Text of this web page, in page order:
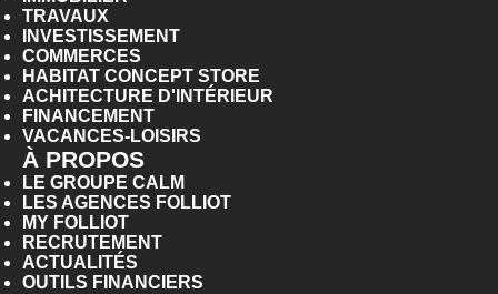
TRAVAUX
INVESTISSEMENT
COMMERCES
HABITAT CONCEPT STORE
ACHITECTURE D'INTÉRIEUR
FINANCEMENT
VACANCES-LOISIRS
À PROPOS
LE GROUPE CALM
LES AGENCES FOLLIOT
MY FOLLIOT
RECRUTEMENT
ACTUALITÉS
OUTILS FINANCIERS